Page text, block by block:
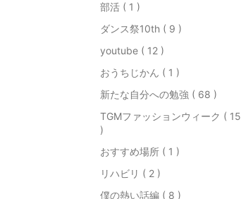
部活 ( 1 )
ダンス祭10th ( 9 )
youtube ( 12 )
おうちじかん ( 1 )
新たな自分への勉強 ( 68 )
TGMファッションウィーク ( 15
)
おすすめ場所 ( 1 )
リハビリ ( 2 )
僕の熱い話編 ( 8 )